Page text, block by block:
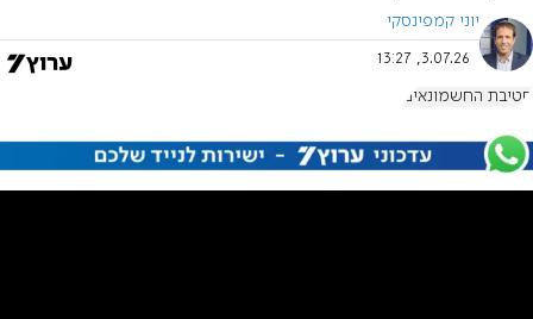
יוני קמפינסקי
3.07.26, 13:27
חטיבת החשמונאים